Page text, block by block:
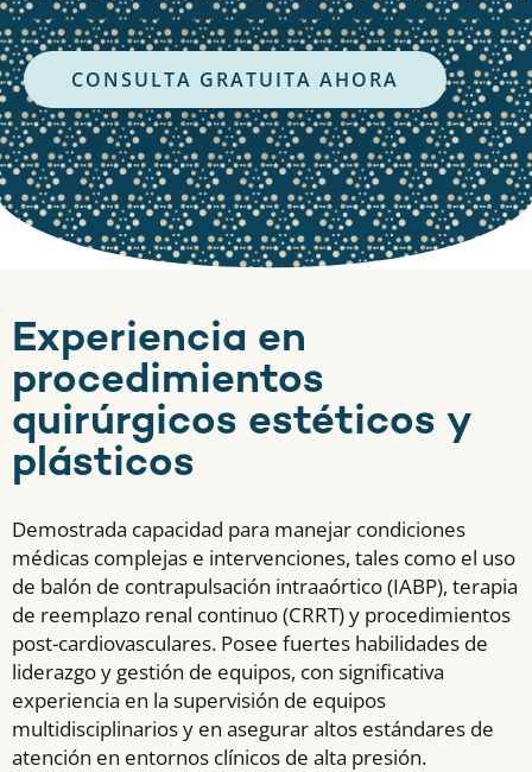
CONSULTA GRATUITA AHORA
Experiencia en
procedimientos
quirúrgicos estéticos y
plásticos
Demostrada capacidad para manejar condiciones
médicas complejas e intervenciones, tales como el uso
de balón de contrapulsación intraaórtico (IABP), terapia
de reemplazo renal continuo (CRRT) y procedimientos
post-cardiovasculares. Posee fuertes habilidades de
liderazgo y gestión de equipos, con significativa
experiencia en la supervisión de equipos
multidisciplinarios y en asegurar altos estándares de
atención en entornos clínicos de alta presión.